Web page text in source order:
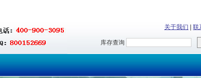
关于我们 联
库存查询